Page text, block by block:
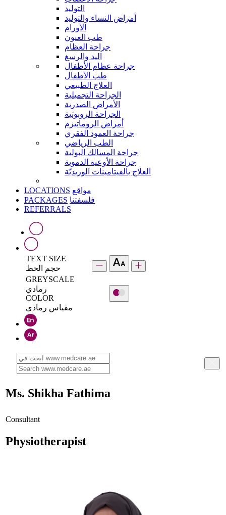
التوليد
أمراض النساء والتوليد
الأورام
طب العيون
جراحة العظام
اليد والرسغ
جراحة عظام الأطفال
طب الأطفال
العلاج الطبيعي
الجراحة التجميلية
الأمراض الصدرية
الجراحة الروبوتية
أمراض الروماتيزم
جراحة العمود الفقري
الطب الرياضي
جراحة المسالك البولية
جراحة الأوعية الدموية
العلاج بالفيتامينات الوريديّة
LOCATIONS مواقع
PACKAGES فلسفتنا
REFERRALS
TEXT SIZE
حجم الخط
GREYSCALE
رمادي
COLOR
مقياس رمادي
Ms. Shikha Fathima
Consultant
Physiotherapist